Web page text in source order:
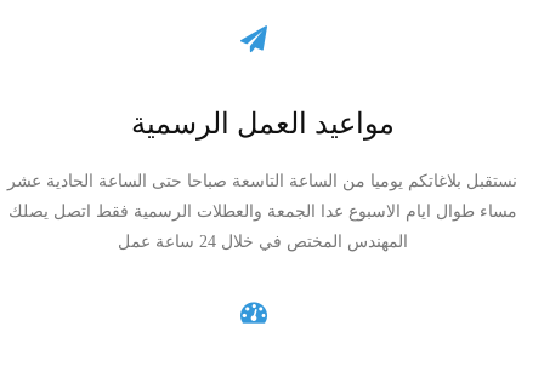
مواعيد العمل الرسمية
نستقبل بلاغاتكم يوميا من الساعة التاسعة صباحا حتى الساعة الحادية عشر
مساء طوال ايام الاسبوع عدا الجمعة والعطلات الرسمية فقط اتصل يصلك
المهندس المختص في خلال 24 ساعة عمل